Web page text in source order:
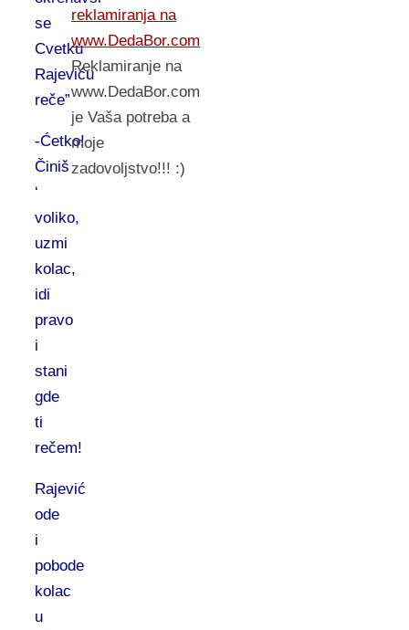
se
Cvetku
Rajeviću
reče”
-Ćetko!
Činiš
‘
voliko,
uzmi
kolac,
idi
pravo
i
stani
gde
ti
rečem!
Rajević
ode
i
pobode
kolac
u
reklamiranja na
www.DedaBor.com
Reklamiranje na
www.DedaBor.com
je Vaša potreba a
moje
zadovoljstvo!!! :)